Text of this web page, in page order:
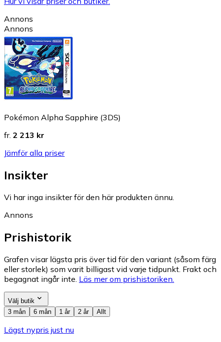
Annons
Annons
Pokémon Alpha Sapphire (3DS)
fr. 2 213 kr
Jämför alla priser
Insikter
Vi har inga insikter för den här produkten ännu.
Annons
Prishistorik
Grafen visar lägsta pris över tid för den variant (såsom färg
eller storlek) som varit billigast vid varje tidpunkt. Frakt och
begagnat ingår inte. Läs mer om prishistoriken.
Välj butik
3 mån
6 mån 1 år 2 år Allt
Lägst nypris just nu